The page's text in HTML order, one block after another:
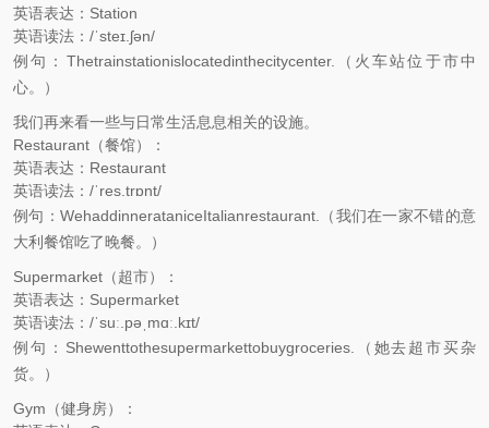
英语表达：Station
英语读法：/ˈsteɪ.ʃən/
例句：Thetrainstationislocatedinthecitycenter.（火车站位于市中
心。）
我们再来看一些与日常生活息息相关的设施。
Restaurant（餐馆）：
英语表达：Restaurant
英语读法：/ˈres.trɒnt/
例句：WehaddinnerataniceItalianrestaurant.（我们在一家不错的意
大利餐馆吃了晚餐。）
Supermarket（超市）：
英语表达：Supermarket
英语读法：/ˈsuː.pəˌmɑː.kɪt/
例句：Shewenttothesupermarkettobuygroceries.（她去超市买杂
货。）
Gym（健身房）：